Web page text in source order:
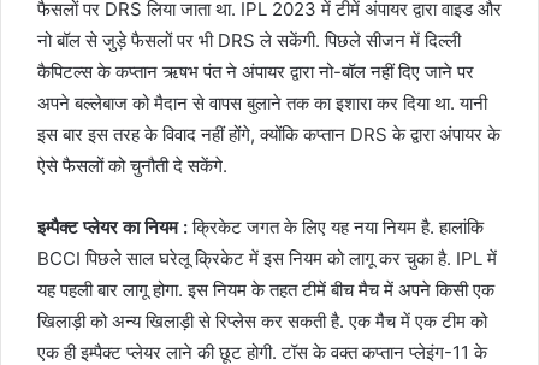
फैसलों पर DRS लिया जाता था. IPL 2023 में टीमें अंपायर द्वारा वाइड और
नो बॉल से जुड़े फैसलों पर भी DRS ले सकेंगी. पिछले सीजन में दिल्ली
कैपिटल्स के कप्तान ऋषभ पंत ने अंपायर द्वारा नो-बॉल नहीं दिए जाने पर
अपने बल्लेबाज को मैदान से वापस बुलाने तक का इशारा कर दिया था. यानी
इस बार इस तरह के विवाद नहीं होंगे, क्योंकि कप्तान DRS के द्वारा अंपायर के
ऐसे फैसलों को चुनौती दे सकेंगे.
इम्पैक्ट प्लेयर का नियम :क्रिकेट जगत के लिए यह नया नियम है. हालांकि
BCCI पिछले साल घरेलू क्रिकेट में इस नियम को लागू कर चुका है. IPL में
यह पहली बार लागू होगा. इस नियम के तहत टीमें बीच मैच में अपने किसी एक
खिलाड़ी को अन्य खिलाड़ी से रिप्लेस कर सकती है. एक मैच में एक टीम को
एक ही इम्पैक्ट प्लेयर लाने की छूट होगी. टॉस के वक्त कप्तान प्लेइंग-11 के